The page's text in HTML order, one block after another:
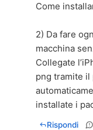
Come
2) Da fare
macchina
Collegate
png tramite il
installate i
Rispondi